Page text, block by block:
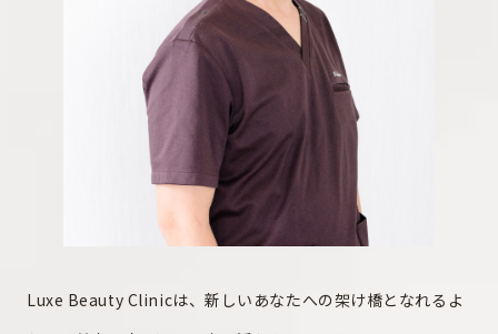
Luxe Beauty Clinicは、新しいあなたへの架け橋となれるよ